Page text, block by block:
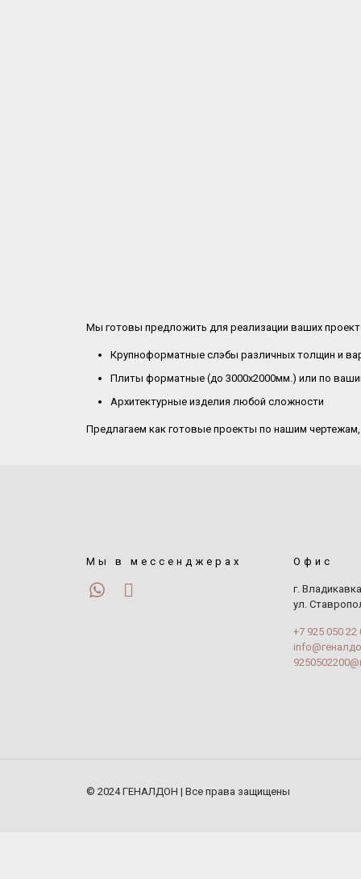
Мы готовы предложить для реализации ваших
Крупноформатные слэбы различных толщин и
Плиты форматные (до 3000x2000мм.) или по
Архитектурные изделия любой сложности
Предлагаем как готовые проекты по нашим
Мы в мессенджерах Офис
г.
ул.
+7 925 050 22
© 2024 ГЕНАЛДОН | Все права защищены